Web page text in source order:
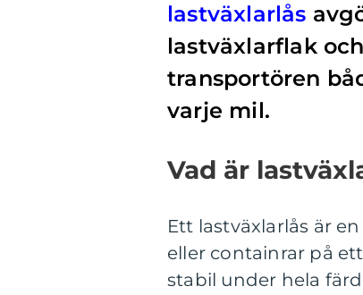
lastväxlarlås
lastväxlarflak
transportören
varje mil.
Vad är
Ett lastväxlarlås är
eller containrar på
stabil under hela